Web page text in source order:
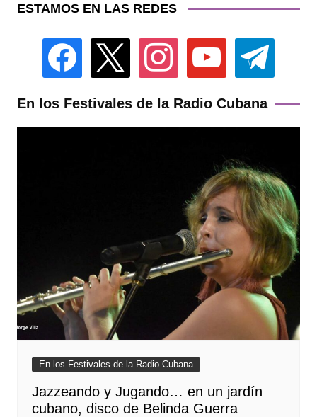
ESTAMOS EN LAS REDES
facebook instagram youtube telegram
En los Festivales de la Radio Cubana
En los Festivales de la Radio Cubana
Jazzeando y Jugando… en un jardín
cubano, disco de Belinda Guerra